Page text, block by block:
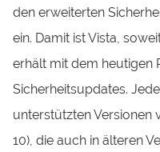
den erweiterten
ein. Damit ist Vista,
erhält mit dem heutigen
Sicherheitsupdates.
unterstützten Versionen
10), die auch in älteren